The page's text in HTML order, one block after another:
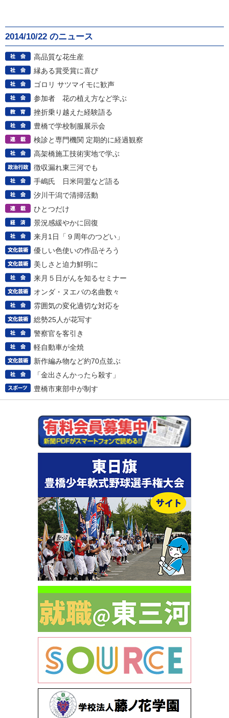
2014/10/22 のニュース
高品質な花生産
縁ある賞受賞に喜び
ゴロリ サツマイモに歓声
参加者 花の植え方など学ぶ
挫折乗り越えた経験語る
豊橋で学校制服展示会
検診と専門機関 定期的に経過観察
高架橋施工技術実地で学ぶ
徴収漏れ東三河でも
手嶋氏 日米同盟など語る
汐川干潟で清掃活動
ひとつだけ
景況感緩やかに回復
来月1日「９周年のつどい」
優しい色使いの作品そろう
美しさと迫力鮮明に
来月５日がんを知るセミナー
オンダ・ヌエバの名曲数々
雰囲気の変化適切な対応を
総勢25人が花写す
警察官を客引き
軽自動車が全焼
新作編み物など約70点並ぶ
「金出さんかったら殺す」
豊橋市東部中が制す